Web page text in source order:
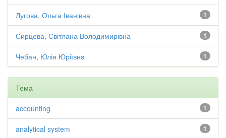
1
Лугова, Ольга Іванівна
1
Сирцева, Світлана Володимирівна
1
Чебан, Юлія Юріївна
Тема
1
accounting
1
analytical system